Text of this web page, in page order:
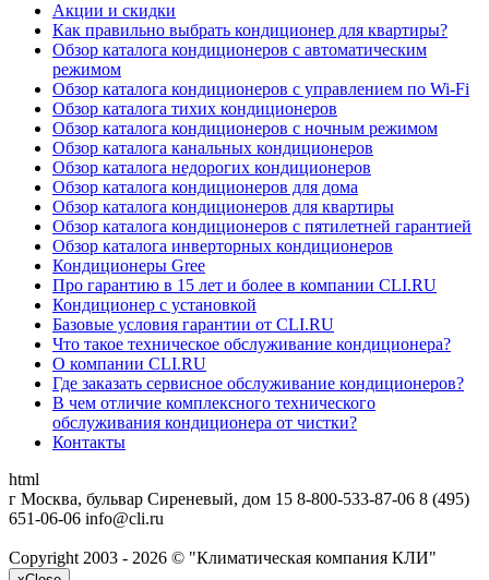
Акции и скидки
Как правильно выбрать кондиционер для квартиры?
Обзор каталога кондиционеров с автоматическим
режимом
Обзор каталога кондиционеров с управлением по Wi-Fi
Обзор каталога тихих кондиционеров
Обзор каталога кондиционеров с ночным режимом
Обзор каталога канальных кондиционеров
Обзор каталога недорогих кондиционеров
Обзор каталога кондиционеров для дома
Обзор каталога кондиционеров для квартиры
Обзор каталога кондиционеров с пятилетней гарантией
Обзор каталога инверторных кондиционеров
Кондиционеры Gree
Про гарантию в 15 лет и более в компании CLI.RU
Кондиционер с установкой
Базовые условия гарантии от CLI.RU
Что такое техническое обслуживание кондиционера?
О компании CLI.RU
Где заказать сервисное обслуживание кондиционеров?
В чем отличие комплексного технического
обслуживания кондиционера от чистки?
Контакты
html
г Москва, бульвар Сиреневый, дом 15 8-800-533-87-06 8 (495)
651-06-06 info@cli.ru
Copyright 2003 - 2026 © "Климатическая компания КЛИ"